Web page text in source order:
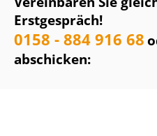
Erstgespräch!
0158 - 884 916 68
abschicken: